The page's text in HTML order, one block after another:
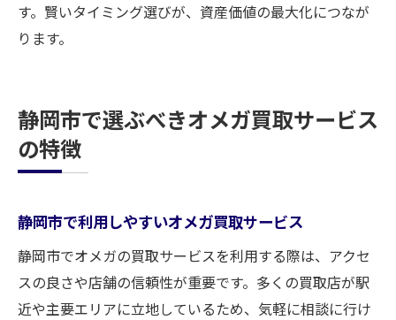
す。賢いタイミング選びが、資産価値の最大化につなが
ります。
静岡市で選ぶべきオメガ買取サービス
の特徴
静岡市で利用しやすいオメガ買取サービス
静岡市でオメガの買取サービスを利用する際は、アクセ
スの良さや店舗の信頼性が重要です。多くの買取店が駅
近や主要エリアに立地しているため、気軽に相談に行け